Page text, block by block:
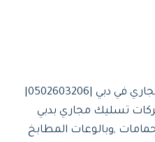
تسليك مجاري بدبي
,وبالوعات المطابخ